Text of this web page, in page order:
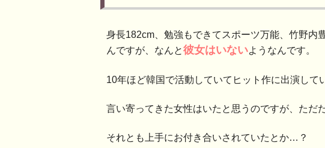
身長182cm、勉強もできてスポーツ万能、竹野内
んですが、なんと彼女はいないようなんです。
10年ほど韓国で活動していてヒット作に出演して
言い寄ってきた女性はいたと思うのですが、ただ
それとも上手にお付き合いされていたとか…？